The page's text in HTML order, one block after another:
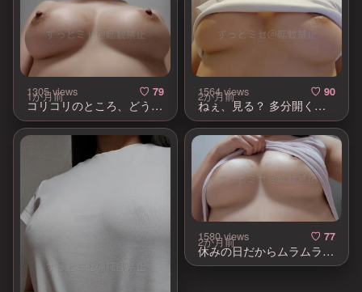
1305 views ♡ 79
1か月前
コリコリのところ、どうしたい？♡
1564 views ♡ 90
2か月前
ねぇ、見る？ 多分開くかも…♡
1580 views ♡ 77
2か月前
休みの日だからムラムラしちゃう♡